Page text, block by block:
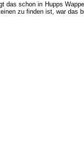
das schon in Hupps
zu finden ist, war das